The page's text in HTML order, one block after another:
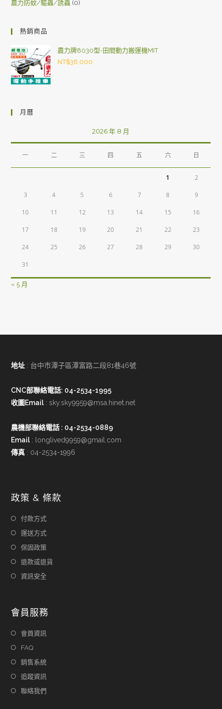
product
農力防蚊/驅蟲/誘蟲 00
熱銷商品
農力牌8030型-田間動力搬運機MIT
NT$36,000
月曆
2026 年 8 月
一 二 三 四 五 六 日
1 2
3 4 5 6 7 8 9
10 11 12 13 14 15 16
17 18 19 20 21 22 23
24 25 26 27 28 29 30
31
« 5 月
地址 : 台中市潭子區潭富路二段81巷46號
CNC部聯絡電話: 04-2534-1995
收圖Email :sky.sky9959@msa.hinet.net
農機部聯絡電話 : 04-2534-0889
Email : longlived9959@gmail.com
傳真 : 04-2534-1996
政策 & 條款
付款方式
運送方式
保固政策
退款或退貨
資訊安全
會員服務
會員資訊
FAQ
銷售系統
追蹤資訊
聯絡我們